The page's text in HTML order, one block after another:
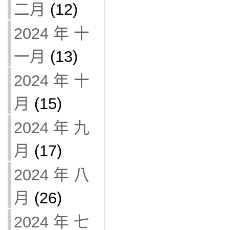
二月 (12)
2024 年 十
一月 (13)
2024 年 十
月 (15)
2024 年 九
月 (17)
2024 年 八
月 (26)
2024 年 七